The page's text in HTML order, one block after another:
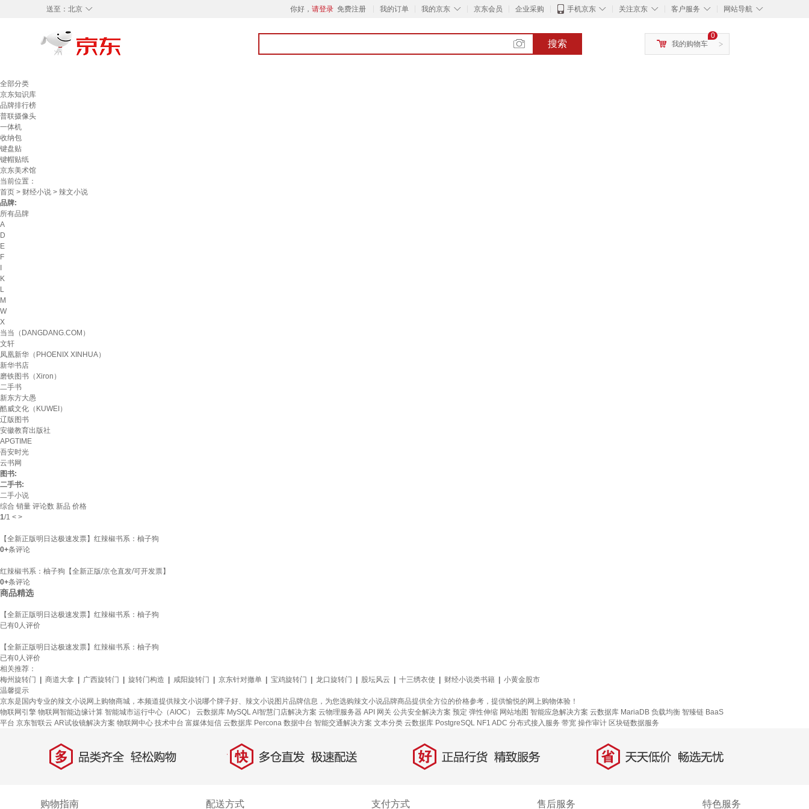
◇
送至： 北京 你好， 请登录 免费注册 我的订单 ◇
我的京东 京东会员 企业采购 ◇
手机京东 ◇
关注京东 ◇
客户服务 ◇
网站导航
搜索 >
0
我的购物车
全部分类
京东知识库
品牌排行榜
普联摄像头
一体机
收纳包
键盘贴
键帽贴纸
京东美术馆
当前位置：
首页 > 财经小说 > 辣文小说
品牌:
所有品牌
A
D
E
F
K
L
M
W
X
当当（DANGDANG.COM）
文轩
凤凰新华（PHOENIX XINHUA）
新华书店
磨铁图书（Xiron）
二手书
新东方大愚
酷威文化（KUWEI）
辽版图书
安徽教育出版社
APGTIME
吾安时光
云书网
图书:
二手书:
二手小说
综合 销量 评论数 新品 价格
1/1 < >
【全新正版明日达极速发票】红辣椒书系：柚子狗
0+条评论
红辣椒书系：柚子狗【全新正版/京仓直发/可开发票】
0+条评论
商品精选
【全新正版明日达极速发票】红辣椒书系：柚子狗
已有0人评价
【全新正版明日达极速发票】红辣椒书系：柚子狗
已有0人评价
相关推荐：
梅州旋转门
商道大拿 广西旋转门 旋转门构造 咸阳旋转门 京东针对撤单 宝鸡旋转门 龙口旋转门 股坛风云 十三绣衣使 财经小说类书籍
小黄金股市
温馨提示
京东是国内专业的辣文小说网上购物商城，本频道提供辣文小说哪个牌子好、辣文小说图片品牌信息，为您选购辣文小说品牌商品提供全方位的价格参考，提供愉悦的网上购物体验！
物联网引擎 物联网智能边缘计算 智能城市运行中心（AIOC） 云数据库 MySQLAI智慧门店解决方案 云物理服务器 API 网关 公共安全解决方案 预定 弹性伸缩 网站地图 智能应急解决方案 云数据库 MariaDB 负载均衡 智臻链 BaaS
平台 京东智联云 AR试妆镜解决方案 物联网中心 技术中台 富媒体短信 云数据库 Percona 数据中台 智能交通解决方案 文本分类 云数据库 PostgreSQL NF1 ADC 分布式接入服务 带宽 操作审计 区块链数据服务
多 品类齐全，轻松购物 快 多仓直发，极速配送 好 正品行货，精致服务 省 天天低价，畅选无忧
购物指南 配送方式 支付方式 售后服务 特色服务